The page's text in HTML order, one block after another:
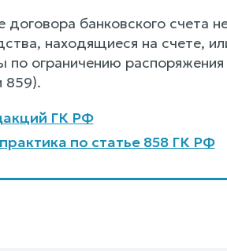
банковского счета
находящиеся на счете,
по ограничению
859).
ГК РФ
по статье 858 ГК РФ